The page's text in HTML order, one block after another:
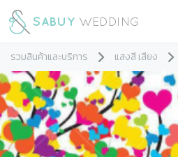
รวมสินค้าและบริการ แสงสี เสียง